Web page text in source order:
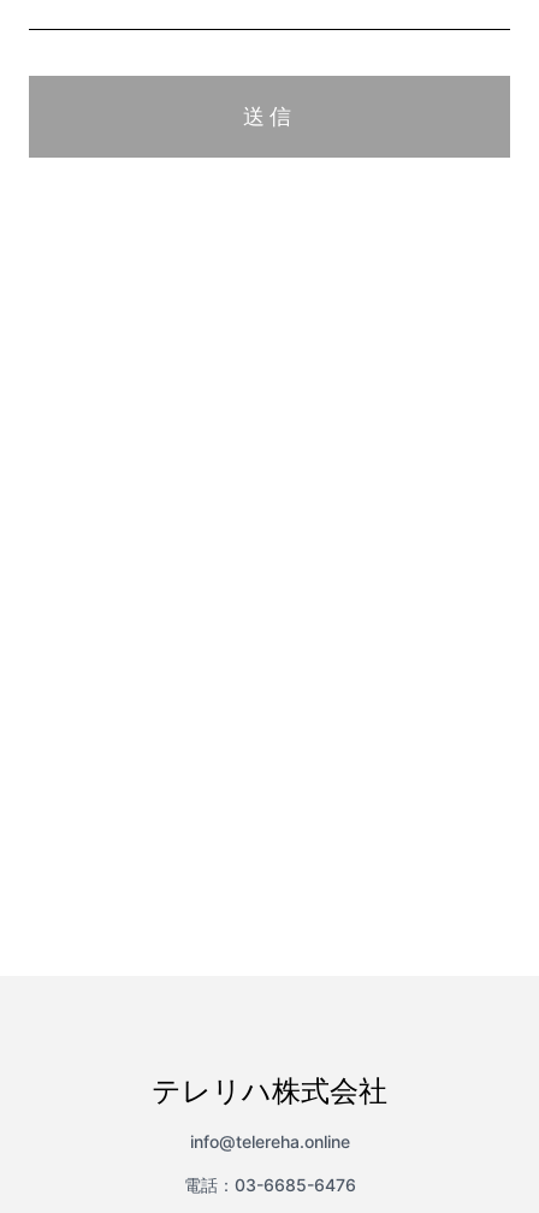
送信
テレリハ株式会社
info@telereha.online
電話：03-6685-6476